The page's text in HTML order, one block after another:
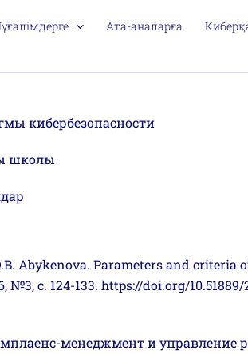
Ата-аналарға
кибербезопасности
школы
Abykenova. Parameters and
с. 124-133. https://doi.org/
менеджмент и управление